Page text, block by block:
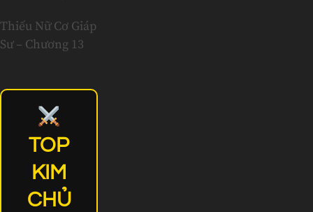
Thiếu Nữ Cơ Giáp
Sư – Chương 13
TOP
KIM
CHỦ